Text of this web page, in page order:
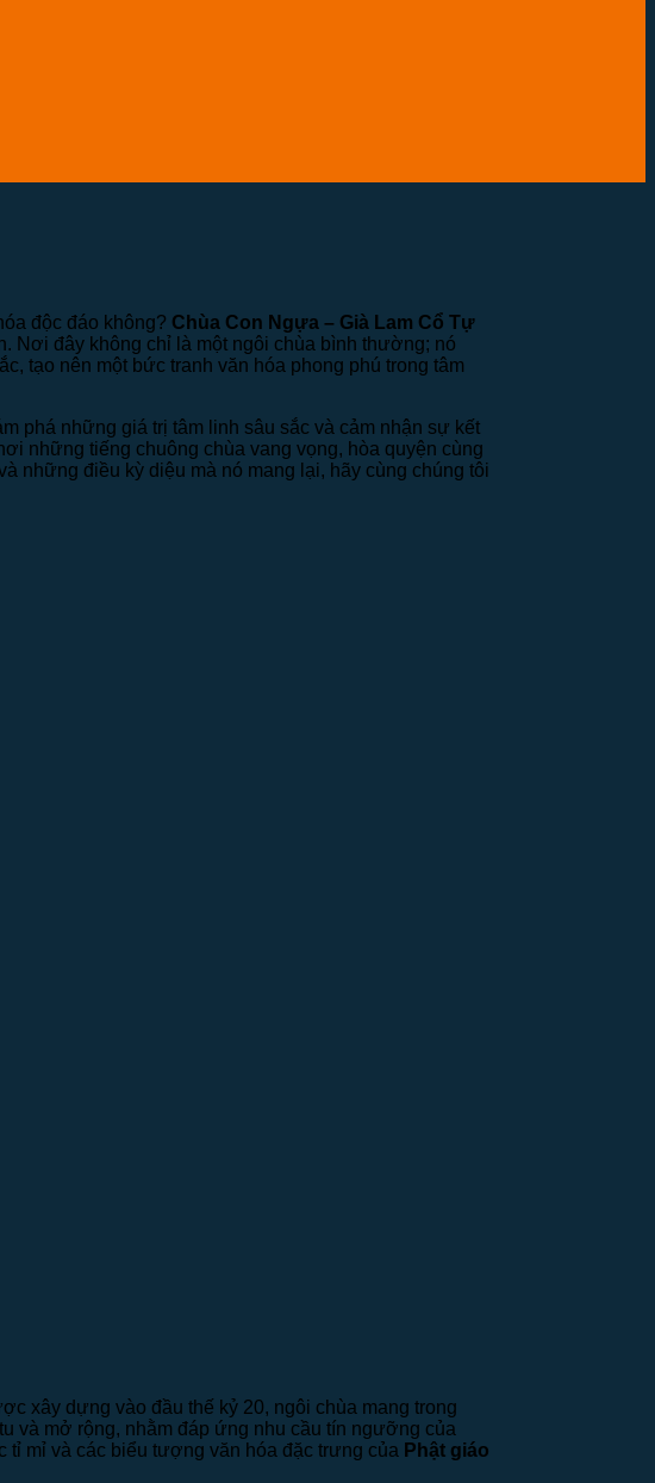
độc đáo không? Chùa Con Ngựa – Già Lam Cổ Tự
Nơi đây không chỉ là một ngôi chùa bình thường; nó
tạo nên một bức tranh văn hóa phong phú trong tâm
phá những giá trị tâm linh sâu sắc và cảm nhận sự kết
những tiếng chuông chùa vang vọng, hòa quyện cùng
những điều kỳ diệu mà nó mang lại, hãy cùng chúng tôi
xây dựng vào đầu thế kỷ 20, ngôi chùa mang trong
và mở rộng, nhằm đáp ứng nhu cầu tín ngưỡng của
mỉ và các biểu tượng văn hóa đặc trưng của Phật giáo